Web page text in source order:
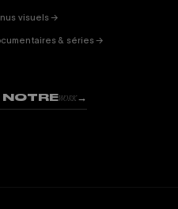
visuels →
& séries →
NOTREWORK→